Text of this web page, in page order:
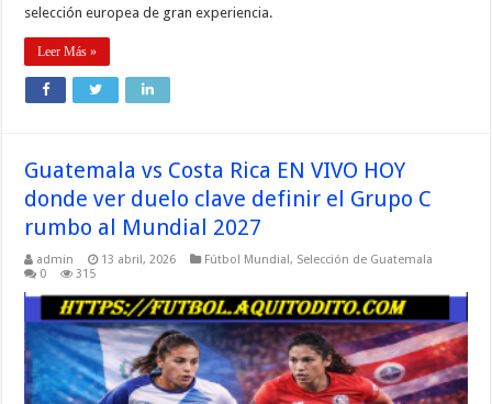
selección europea de gran experiencia.
Leer Más »
Guatemala vs Costa Rica EN VIVO HOY
donde ver duelo clave definir el Grupo C
rumbo al Mundial 2027
admin 13 abril, 2026 Fútbol Mundial, Selección de Guatemala
0
315